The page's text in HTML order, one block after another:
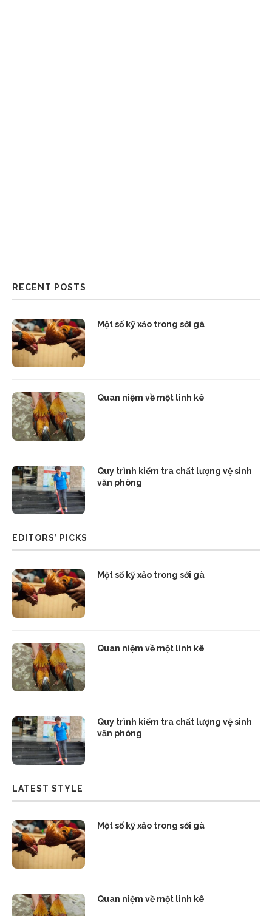
RECENT POSTS
Một số kỹ xảo trong sới gà
Quan niệm về một linh kê
Quy trình kiểm tra chất lượng vệ sinh
văn phòng
EDITORS’ PICKS
Một số kỹ xảo trong sới gà
Quan niệm về một linh kê
Quy trình kiểm tra chất lượng vệ sinh
văn phòng
LATEST STYLE
Một số kỹ xảo trong sới gà
Quan niệm về một linh kê